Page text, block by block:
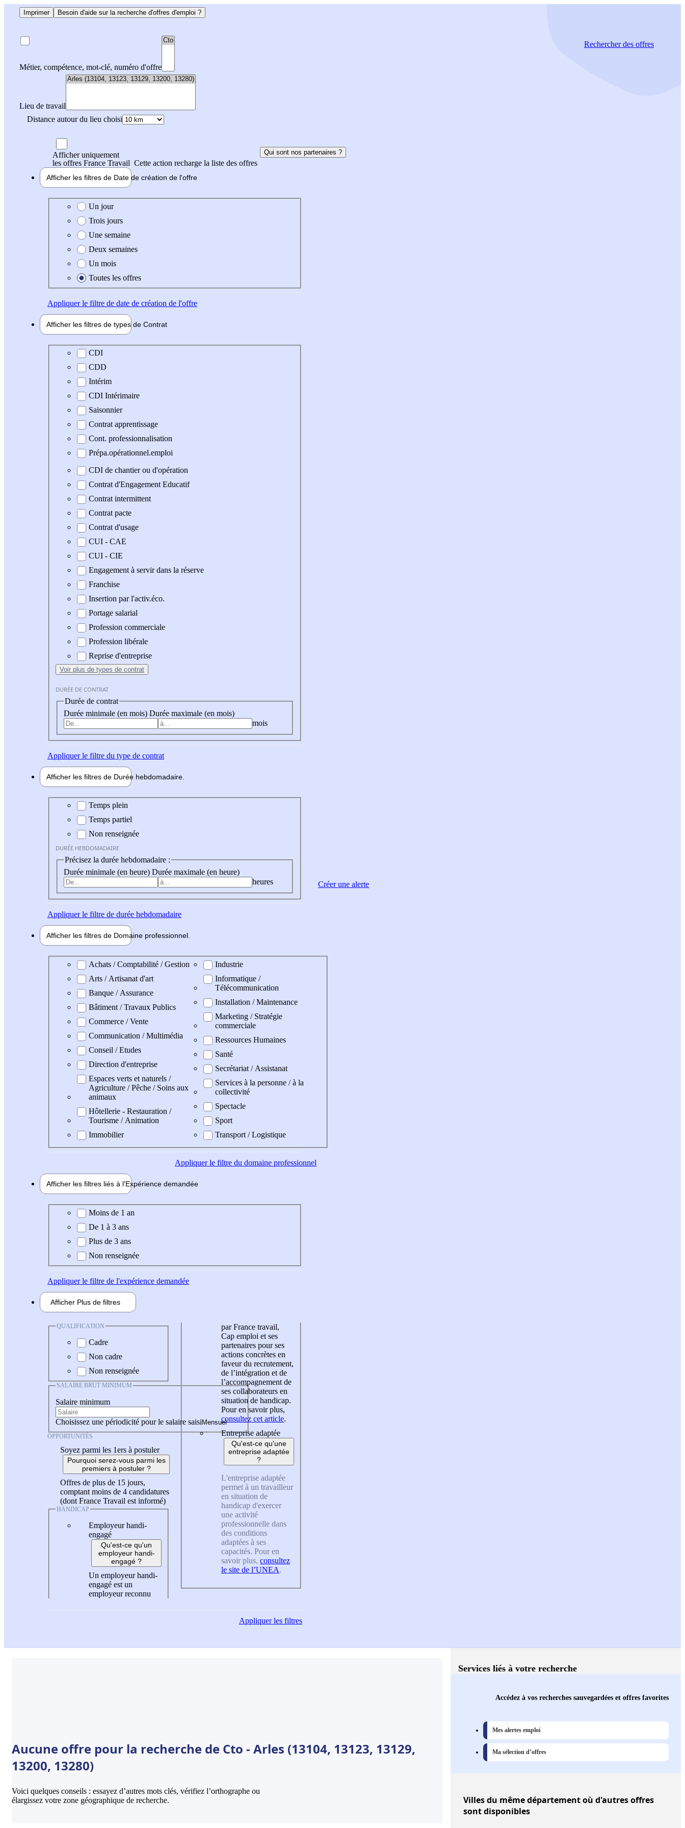
Imprimer Besoin d'aide sur la recherche d'offres d'emploi ?
Métier, compétence, mot-clé, numéro d'offre
Lieu de travail
Distance autour du lieu choisi
Rechercherdes offres
Afficher uniquement
les offres France Travail Cette action recharge la liste des offres
Qui sont nos partenaires ?
Afficher les filtres de Date de création de l'offre
Date de création de l'offre
Un jour
Trois jours
Une semaine
Deux semaines
Un mois
Toutes les offres
Appliquerle filtre de date de création de l'offre
Afficher les filtres de types de Contrat
Type de contrat
CDI
CDD
Intérim
CDI Intérimaire
Saisonnier
Contrat apprentissage
Cont. professionnalisation
Prépa.opérationnel.emploi
CDI de chantier ou d'opération
Contrat d'Engagement Educatif
Contrat intermittent
Contrat pacte
Contrat d'usage
CUI - CAE
CUI - CIE
Engagement à servir dans la réserve
Franchise
Insertion par l'activ.éco.
Portage salarial
Profession commerciale
Profession libérale
Reprise d'entreprise
Voir plus de types de contrat
DURÉE DE CONTRAT
Durée de contrat
Durée minimale (en mois) Durée maximale (en mois)
mois
Appliquerle filtre du type de contrat
Afficher les filtres de Durée hebdomadaire
Durée hebdomadaire
Temps plein
Temps partiel
Non renseignée
DURÉE HEBDOMADAIRE
Précisez la durée hebdomadaire :
Durée minimale (en heure) Durée maximale (en heure)
heures
Appliquerle filtre de durée hebdomadaire
Afficher les filtres de Domaine professionnel
Domaine professionel
Achats / Comptabilité / Gestion
Arts / Artisanat d'art
Banque / Assurance
Bâtiment / Travaux Publics
Commerce / Vente
Communication / Multimédia
Conseil / Etudes
Direction d'entreprise
Espaces verts et naturels /
Agriculture / Pêche / Soins aux
animaux
Hôtellerie - Restauration /
Tourisme / Animation
Immobilier
Industrie
Informatique /
Télécommunication
Installation / Maintenance
Marketing / Stratégie
commerciale
Ressources Humaines
Santé
Secrétariat / Assistanat
Services à la personne / à la
collectivité
Spectacle
Sport
Transport / Logistique
Appliquerle filtre du domaine professionnel
Afficher les filtres liés à l'Expérience demandée
Expérience demandée
Moins de 1 an
De 1 à 3 ans
Plus de 3 ans
Non renseignée
Appliquerle filtre de l'expérience demandée
Afficher Plus de filtres
QUALIFICATION
Cadre
Non cadre
Non renseignée
SALAIRE BRUT MINIMUM
Salaire minimum
Choisissez une périodicité pour le salaire saisi
OPPORTUNITÉS
Soyez parmi les 1ers à postuler
Pourquoi serez-vous parmi les
premiers à postuler ?
Offres de plus de 15 jours,
comptant moins de 4 candidatures
(dont France Travail est informé)
HANDICAP
Employeur handi-
engagé
Qu'est-ce qu'un
employeur handi-
engagé ?
Un employeur handi-
engagé est un
employeur reconnu
par France travail,
Cap emploi et ses
partenaires pour ses
actions concrètes en
faveur du recrutement,
de l’intégration et de
l’accompagnement de
ses collaborateurs en
situation de handicap.
Pour en savoir plus,
consultez cet article.
Entreprise adaptée
Qu'est-ce qu'une
entreprise adaptée
?
L'entreprise adaptée
permet à un travailleur
en situation de
handicap d'exercer
une activité
professionnelle dans
des conditions
adaptées à ses
capacités. Pour en
savoir plus, consultez
le site de l’UNEA.
Appliquerles filtres
Créer une alerte
Aucune offre pour la recherche de Cto - Arles (13104, 13123, 13129,
13200, 13280)
Voici quelques conseils : essayez d’autres mots clés, vérifiez l’orthographe ou
élargissez votre zone géographique de recherche.
Services liés à votre recherche
Accédez à vos recherches sauvegardées et offres favorites
Mes alertes emploi
Ma sélection d’offres
Villesdu même département où d'autres offres
sont disponibles